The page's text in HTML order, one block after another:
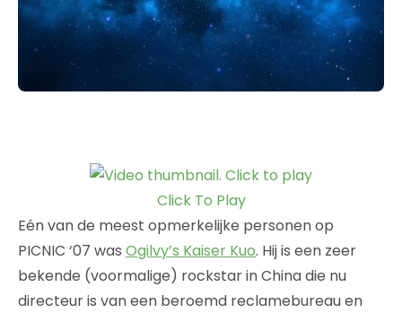
Click To Play
Eén van de meest opmerkelijke personen op
PICNIC ‘07 was Ogilvy’s Kaiser Kuo. Hij is een zeer
bekende (voormalige) rockstar in China die nu
directeur is van een beroemd reclamebureau en